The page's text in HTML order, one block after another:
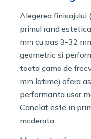
Alegerea finisajului
primul rand
mm cu pas 8-32
geometric si
toata gama de
mm latime) ofera
performanta usor
Canelat este in
moderata.